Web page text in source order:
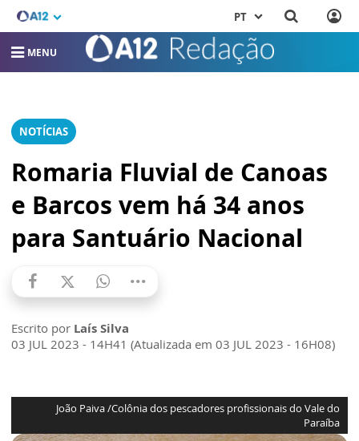
PT
MENU
NOTÍCIAS
Romaria Fluvial de Canoas
e Barcos vem há 34 anos
para Santuário Nacional
Escrito por Laís Silva
03 JUL 2023 - 14H41 (Atualizada em 03 JUL 2023 - 16H08)
João Paiva /Colônia dos pescadores profissionais do Vale do
Paraíba